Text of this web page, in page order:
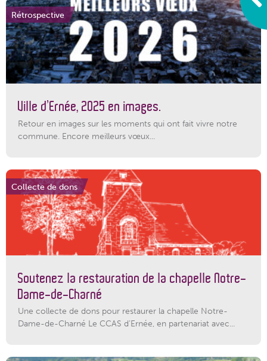
Rétrospective
Ville d’Ernée, 2025 en images.
Retour en images sur les moments qui ont fait vivre notre
commune. Encore meilleurs vœux...
Collecte de dons
Soutenez la restauration de la chapelle Notre-
Dame-de-Charné
Une collecte de dons pour restaurer la chapelle Notre-
Dame-de-Charné Le CCAS d’Ernée, en partenariat avec...